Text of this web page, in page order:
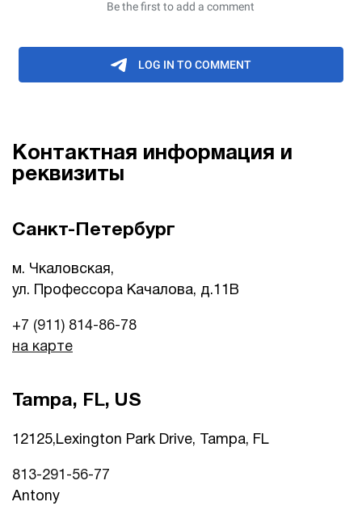
Контактная информация и
реквизиты
Санкт-Петербург
м. Чкаловская,
ул. Профессора Качалова, д.11B
+7 (911) 814-86-78
на карте
Tampa, FL, US
12125,Lexington Park Drive, Tampa, FL
813-291-56-77
Antony